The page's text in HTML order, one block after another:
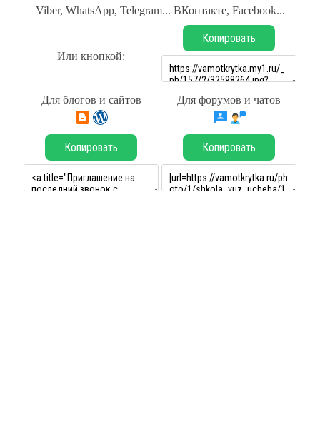
Viber, WhatsApp, Telegram... ВКонтакте, Facebook...
Или кнопкой:
Копировать
Для блогов и сайтов Для форумов и чатов
Копировать Копировать